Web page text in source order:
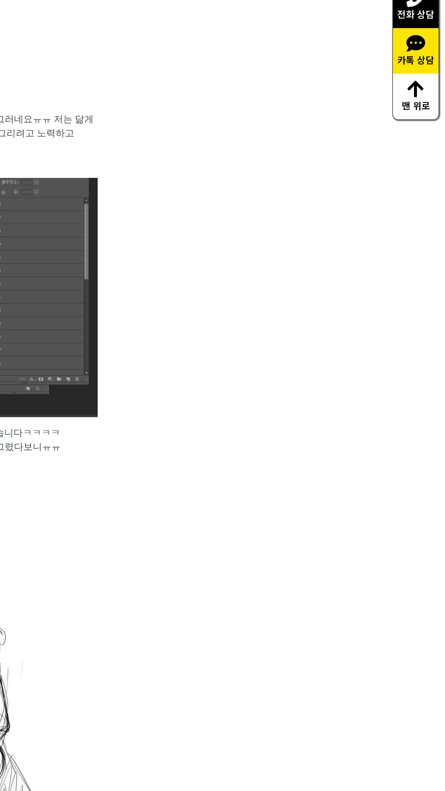
네요ㅠㅠ 저는 닮게
리려고 노력하고
니다ㅋㅋㅋㅋ
렸다보니ㅠㅠ
전화 상담
카톡 상담
맨 위로